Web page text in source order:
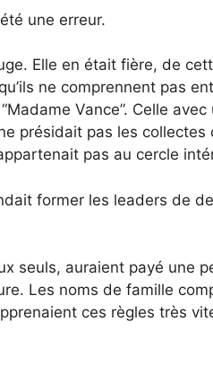
une erreur.
Elle en était fière, de
ne comprennent pas
Vance”. Celle
présidait pas les collectes
pas au cercle
former les leaders de
seuls, auraient payé une
Les noms de famille
ces règles très